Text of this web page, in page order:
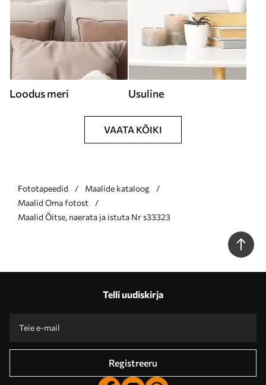
Loodus meri Usuline
VAATA KÕIKI
Fototapeedid
Maalide kataloog
Maalid Oma fotost
Maalid Õitse, naerata ja istuta Nr s33323
Telli uudiskirja
Registreeru